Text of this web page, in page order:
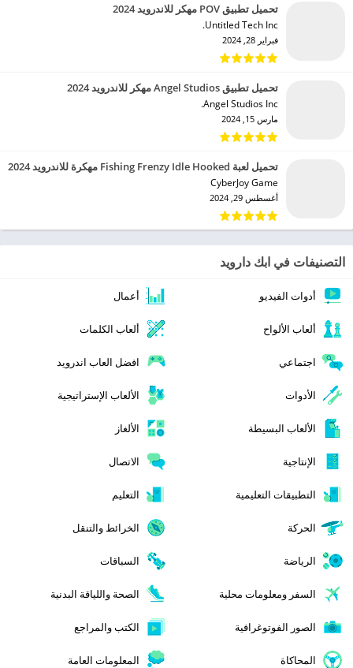
تحميل تطبيق POV مهكر للاندرويد 2024
Untitled Tech Inc.‏
فبراير 28, 2024
تحميل تطبيق Angel Studios مهكر للاندرويد 2024
Angel Studios Inc.‏
مارس 15, 2024
تحميل لعبة Fishing Frenzy Idle Hooked مهكرة للاندرويد 2024
CyberJoy Game‏
أغسطس 29, 2024
التصنيفات في ابك دارويد
أدوات الفيديو أعمال
ألعاب الألواح ألعاب الكلمات
اجتماعي افضل العاب اندرويد
الأدوات الألعاب الإستراتيجية
الألعاب البسيطة الألغاز
الإنتاجية الاتصال
التطبيقات التعليمية التعليم
الحركة الخرائط والتنقل
الرياضة السباقات
السفر ومعلومات محلية الصحة واللياقة البدنية
الصور الفوتوغرافية الكتب والمراجع
المحاكاة المعلومات العامة